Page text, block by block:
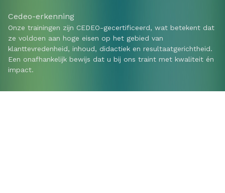
Cedeo-erkenning
Onze trainingen zijn CEDEO-gecertificeerd, wat betekent dat
ze voldoen aan hoge eisen op het gebied van
klanttevredenheid, inhoud, didactiek en resultaatgerichtheid.
Een onafhankelijk bewijs dat u bij ons traint met kwaliteit én
impact.